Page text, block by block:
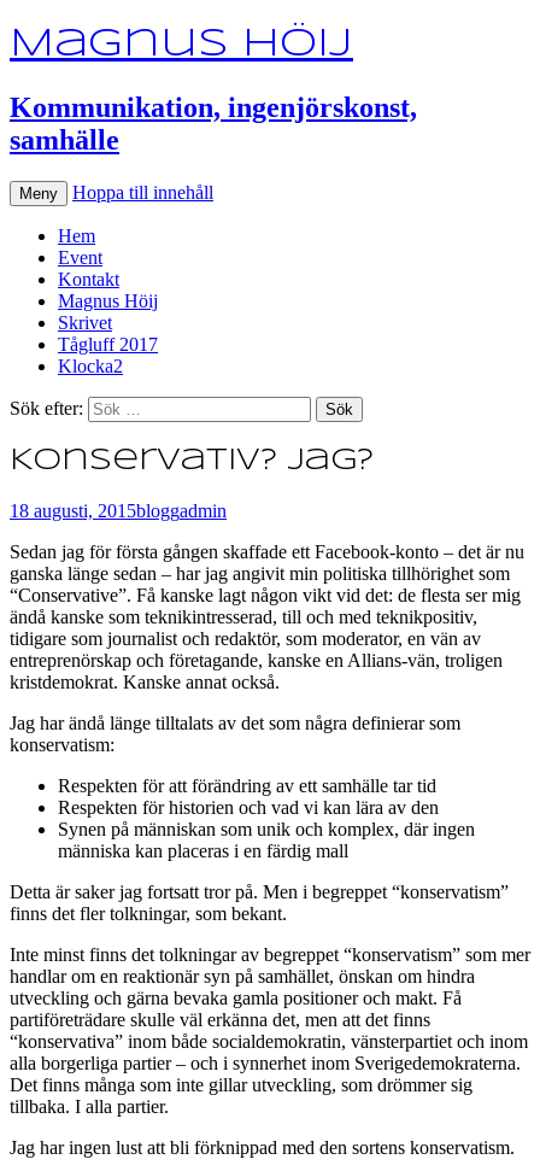
Magnus Höij
Kommunikation, ingenjörskonst,
samhälle
Meny Hoppa till innehåll
Hem
Event
Kontakt
Magnus Höij
Skrivet
Tågluff 2017
Klocka2
Sök efter:
Konservativ? Jag?
18 augusti, 2015bloggadmin
Sedan jag för första gången skaffade ett Facebook-konto – det är nu
ganska länge sedan – har jag angivit min politiska tillhörighet som
“Conservative”. Få kanske lagt någon vikt vid det: de flesta ser mig
ändå kanske som teknikintresserad, till och med teknikpositiv,
tidigare som journalist och redaktör, som moderator, en vän av
entreprenörskap och företagande, kanske en Allians-vän, troligen
kristdemokrat. Kanske annat också.
Jag har ändå länge tilltalats av det som några definierar som
konservatism:
Respekten för att förändring av ett samhälle tar tid
Respekten för historien och vad vi kan lära av den
Synen på människan som unik och komplex, där ingen
människa kan placeras i en färdig mall
Detta är saker jag fortsatt tror på. Men i begreppet “konservatism”
finns det fler tolkningar, som bekant.
Inte minst finns det tolkningar av begreppet “konservatism” som mer
handlar om en reaktionär syn på samhället, önskan om hindra
utveckling och gärna bevaka gamla positioner och makt. Få
partiföreträdare skulle väl erkänna det, men att det finns
“konservativa” inom både socialdemokratin, vänsterpartiet och inom
alla borgerliga partier – och i synnerhet inom Sverigedemokraterna.
Det finns många som inte gillar utveckling, som drömmer sig
tillbaka. I alla partier.
Jag har ingen lust att bli förknippad med den sortens konservatism.